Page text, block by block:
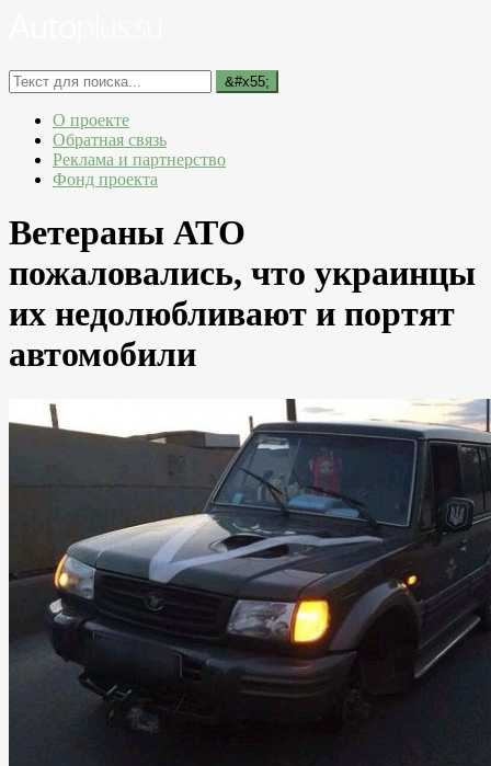
О проекте
Обратная связь
Реклама и партнерство
Фонд проекта
Ветераны АТО
пожаловались, что украинцы
их недолюбливают и портят
автомобили